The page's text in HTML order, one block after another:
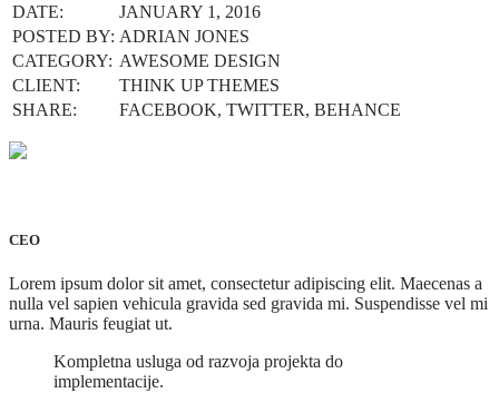
DATE:
JANUARY 1, 2016
POSTED BY: ADRIAN JONES
CATEGORY: AWESOME DESIGN
CLIENT:
THINK UP THEMES
SHARE:
FACEBOOK, TWITTER, BEHANCE
CEO
Lorem ipsum dolor sit amet, consectetur adipiscing elit. Maecenas a
nulla vel sapien vehicula gravida sed gravida mi. Suspendisse vel mi
urna. Mauris feugiat ut.
Kompletna usluga od razvoja projekta do
implementacije.